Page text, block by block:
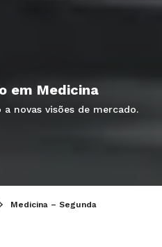
em Medicina
novas visões de mercado.
Medicina – Segunda